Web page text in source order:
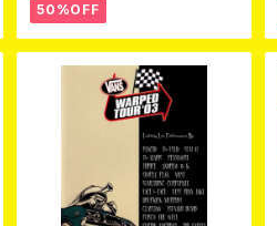
50%OFF